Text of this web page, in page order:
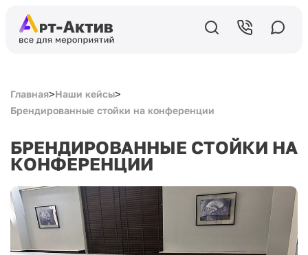
Главная>Наши кейсы>
Брендированные стойки на конференции
БРЕНДИРОВАННЫЕ СТОЙКИ НА
КОНФЕРЕНЦИИ